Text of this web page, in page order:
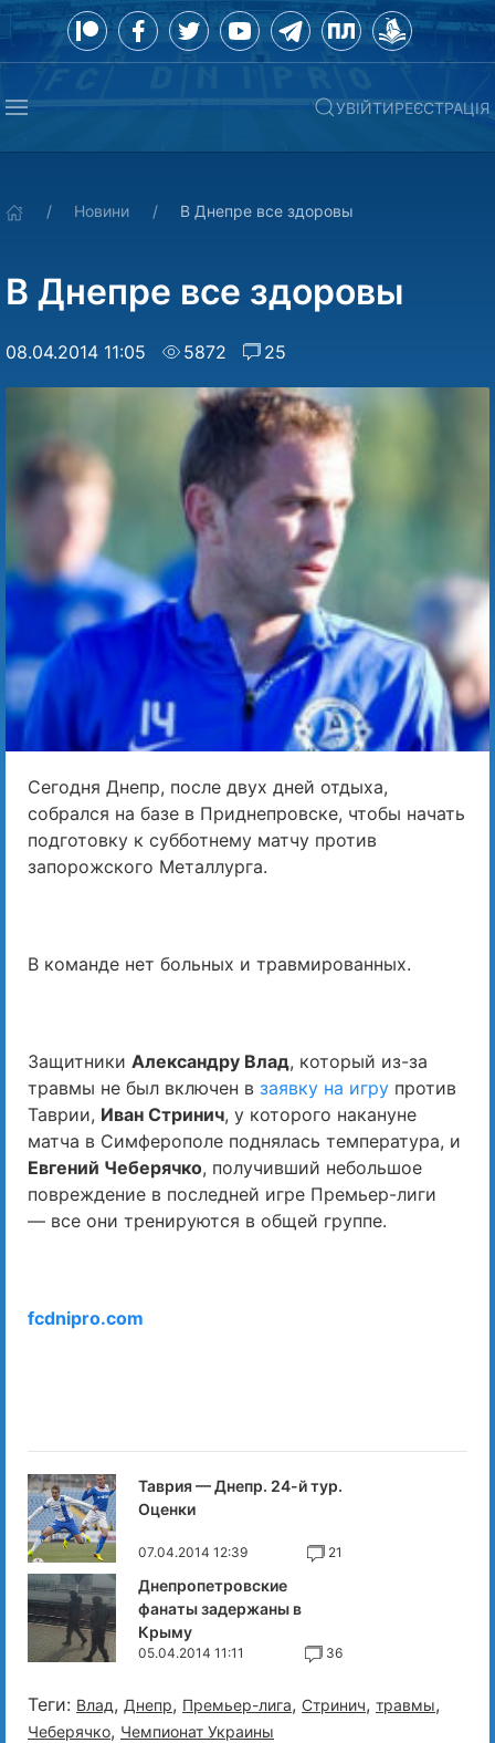
УВІЙТИРЕЄСТРАЦІЯ
Новини В Днепре все здоровы
В Днепре все здоровы
08.04.2014 11:05 5872 25
Сегодня Днепр, после двух дней отдыха,
собрался на базе в Приднепровске, чтобы начать
подготовку к субботнему матчу против
запорожского Металлурга.
В команде нет больных и травмированных.
Защитники Александру Влад, который из-за
травмы не был включен в заявку на игру против
Таврии, Иван Стринич, у которого накануне
матча в Симферополе поднялась температура, и
Евгений Чеберячко, получивший небольшое
повреждение в последней игре Премьер-лиги
— все они тренируются в общей группе.
fcdnipro.com
Таврия — Днепр. 24-й тур.
Оценки
07.04.2014 12:39 21
Днепропетровские
фанаты задержаны в
Крыму
05.04.2014 11:11 36
Теги: Влад, Днепр, Премьер-лига, Стринич, травмы,
Чеберячко, Чемпионат Украины